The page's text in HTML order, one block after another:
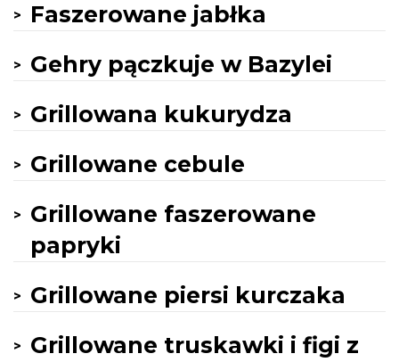
Faszerowane jabłka
Gehry pączkuje w Bazylei
Grillowana kukurydza
Grillowane cebule
Grillowane faszerowane
papryki
Grillowane piersi kurczaka
Grillowane truskawki i figi z